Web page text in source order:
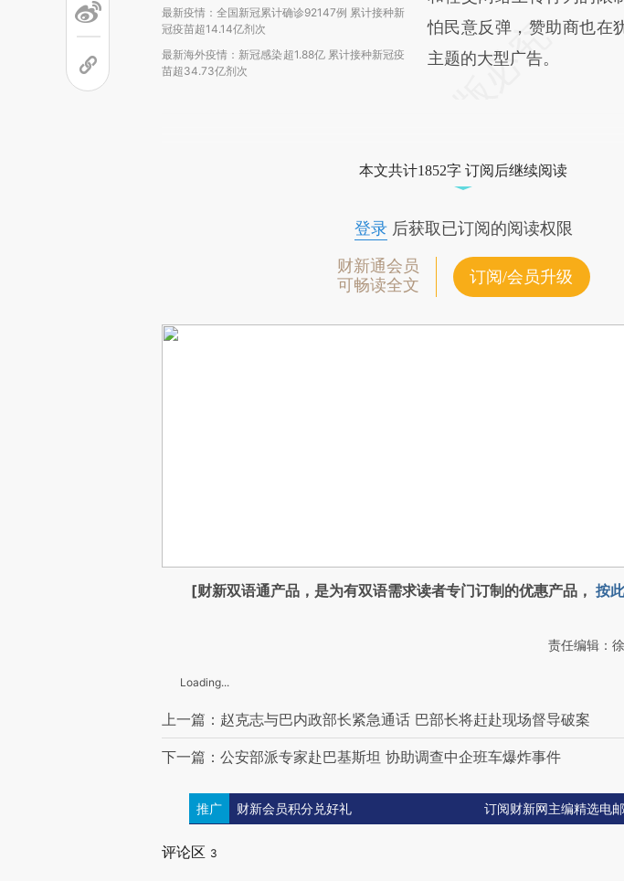
最新疫情：全国新冠累计确诊92147例 累计接种新
冠疫苗超14.14亿剂次
最新海外疫情：新冠感染超1.88亿 累计接种新冠疫
苗超34.73亿剂次
怕民意反弹，赞助商也在
主题的大型广告。
本文共计1852字 订阅后继续阅读
登录后获取已订阅的阅读权限
财新通会员
可畅读全文
订阅/会员升级
[财新双语通产品，是为有双语需求读者专门订制的优惠产品， 按
责任编辑：
Loading...
上一篇：赵克志与巴内政部长紧急通话 巴部长将赶赴现场督导破案
下一篇：公安部派专家赴巴基斯坦 协助调查中企班车爆炸事件
推广 财新会员积分兑好礼 订阅财新网主编精选电邮
评论区 3